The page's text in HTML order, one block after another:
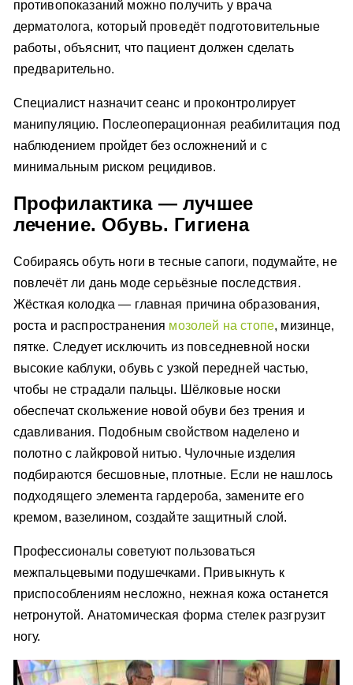
противопоказаний можно получить у врача
дерматолога, который проведёт подготовительные
работы, объяснит, что пациент должен сделать
предварительно.
Специалист назначит сеанс и проконтролирует
манипуляцию. Послеоперационная реабилитация под
наблюдением пройдет без осложнений и с
минимальным риском рецидивов.
Профилактика — лучшее
лечение. Обувь. Гигиена
Собираясь обуть ноги в тесные сапоги, подумайте, не
повлечёт ли дань моде серьёзные последствия.
Жёсткая колодка — главная причина образования,
роста и распространения мозолей на стопе, мизинце,
пятке. Следует исключить из повседневной носки
высокие каблуки, обувь с узкой передней частью,
чтобы не страдали пальцы. Шёлковые носки
обеспечат скольжение новой обуви без трения и
сдавливания. Подобным свойством наделено и
полотно с лайкровой нитью. Чулочные изделия
подбираются бесшовные, плотные. Если не нашлось
подходящего элемента гардероба, замените его
кремом, вазелином, создайте защитный слой.
Профессионалы советуют пользоваться
межпальцевыми подушечками. Привыкнуть к
приспособлениям несложно, нежная кожа останется
нетронутой. Анатомическая форма стелек разгрузит
ногу.